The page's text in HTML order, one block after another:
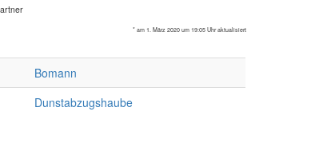
* am 1. März 2020 um 19:05 Uhr aktualisiert
Bomann
Dunstabzugshaube